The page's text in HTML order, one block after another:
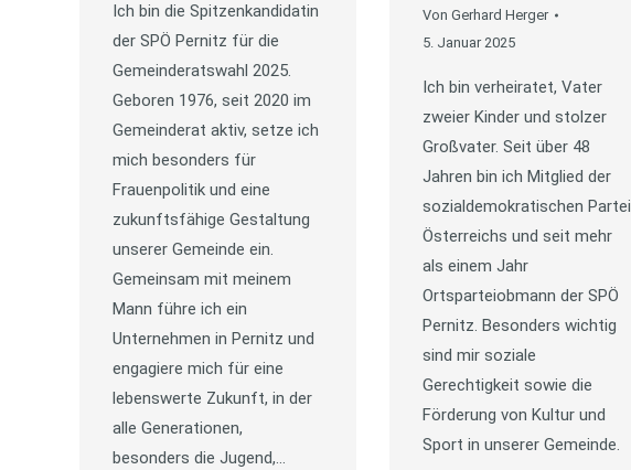
Ich bin die Spitzenkandidatin
der SPÖ Pernitz für die
Gemeinderatswahl 2025.
Geboren 1976, seit 2020 im
Gemeinderat aktiv, setze ich
mich besonders für
Frauenpolitik und eine
zukunftsfähige Gestaltung
unserer Gemeinde ein.
Gemeinsam mit meinem
Mann führe ich ein
Unternehmen in Pernitz und
engagiere mich für eine
lebenswerte Zukunft, in der
alle Generationen,
besonders die Jugend,…
Von Gerhard Herger
5. Januar 2025
Ich bin verheiratet, Vater
zweier Kinder und stolzer
Großvater. Seit über 48
Jahren bin ich Mitglied der
sozialdemokratischen Partei
Österreichs und seit mehr
als einem Jahr
Ortsparteiobmann der SPÖ
Pernitz. Besonders wichtig
sind mir soziale
Gerechtigkeit sowie die
Förderung von Kultur und
Sport in unserer Gemeinde.